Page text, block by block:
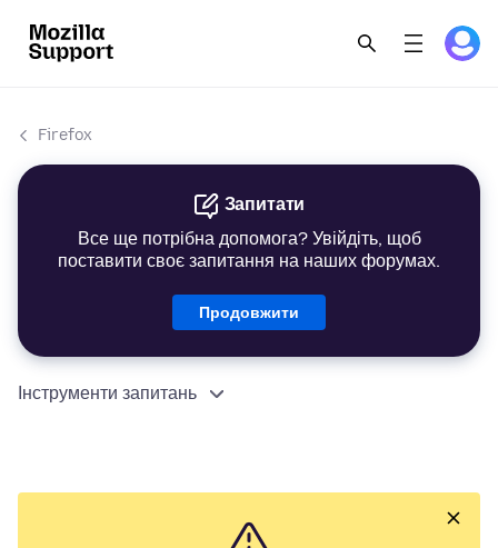
Firefox
Запитати
Все ще потрібна допомога? Увійдіть, щоб
поставити своє запитання на наших форумах.
Продовжити
Інструменти запитань